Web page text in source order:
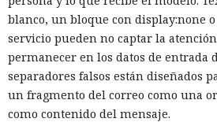
blanco, un bloque con display:none
servicio pueden no captar la
permanecer en los datos de entrada
separadores falsos están diseñados
un fragmento del correo como una
como contenido del mensaje.